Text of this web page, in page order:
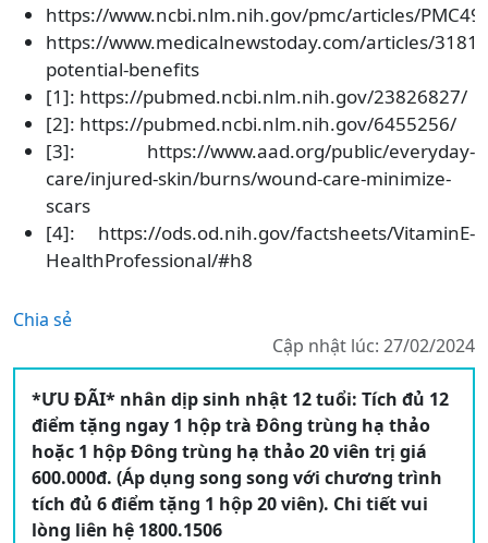
https://www.ncbi.nlm.nih.gov/pmc/articles/
https://www.medicalnewstoday.com/articles/
potential-benefits
[1]: https://pubmed.ncbi.nlm.nih.gov/23826827/
[2]: https://pubmed.ncbi.nlm.nih.gov/6455256/
[3]: https://www.aad.org/public/everyday-
care/injured-skin/burns/wound-care-minimize-
scars
[4]: https://ods.od.nih.gov/factsheets/VitaminE-
HealthProfessional/#h8
Chia sẻ
Cập nhật lúc: 27/02/2024
*ƯU ĐÃI* nhân dịp sinh nhật 12 tuổi: Tích đủ 12
điểm tặng ngay 1 hộp trà Đông trùng hạ thảo
hoặc 1 hộp Đông trùng hạ thảo 20 viên trị giá
600.000đ. (Áp dụng song song với chương trình
tích đủ 6 điểm tặng 1 hộp 20 viên). Chi tiết vui
lòng liên hệ 1800.1506